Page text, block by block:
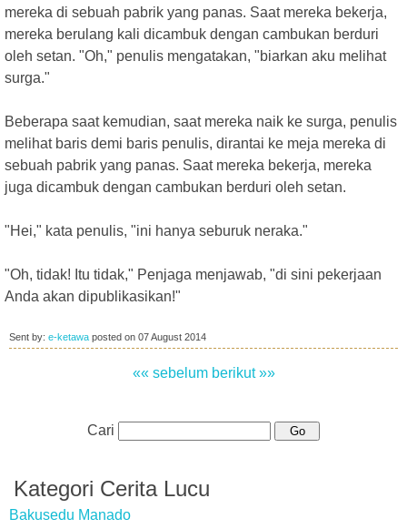
mereka di sebuah pabrik yang panas. Saat mereka bekerja,
mereka berulang kali dicambuk dengan cambukan berduri
oleh setan. "Oh," penulis mengatakan, "biarkan aku melihat
surga."
Beberapa saat kemudian, saat mereka naik ke surga, penulis
melihat baris demi baris penulis, dirantai ke meja mereka di
sebuah pabrik yang panas. Saat mereka bekerja, mereka
juga dicambuk dengan cambukan berduri oleh setan.
"Hei," kata penulis, "ini hanya seburuk neraka."
"Oh, tidak! Itu tidak," Penjaga menjawab, "di sini pekerjaan
Anda akan dipublikasikan!"
Sent by: e-ketawa posted on 07 August 2014
«« sebelum berikut »»
Cari
Kategori Cerita Lucu
Bakusedu Manado